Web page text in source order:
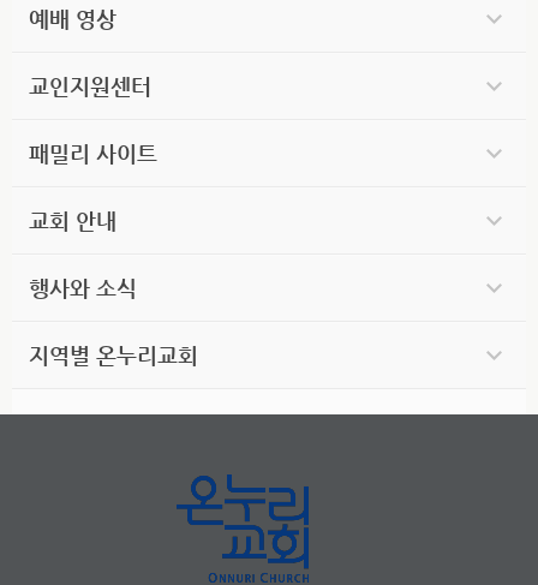
예배 영상
교인지원센터
패밀리 사이트
교회 안내
행사와 소식
지역별 온누리교회